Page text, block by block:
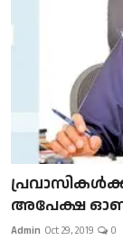
അപേക്ഷ
Admin Oct 29, 2019 0